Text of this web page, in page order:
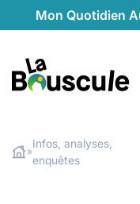
Mon Quotidien
Rechercher
»
Infos, analyses,
enquêtes